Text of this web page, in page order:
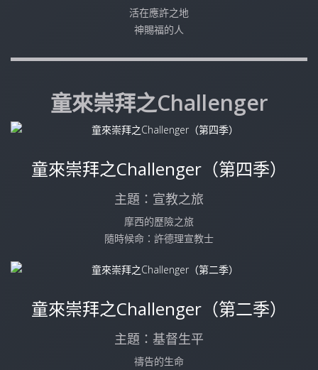
活在應許之地
神賜福的人
童來崇拜之Challenger
童來崇拜之Challenger（第四季）
主題：宣教之旅
摩西的歷險之旅
隨時候命：許德理宣教士
童來崇拜之Challenger（第二季）
主題：基督生平
禱告的生命